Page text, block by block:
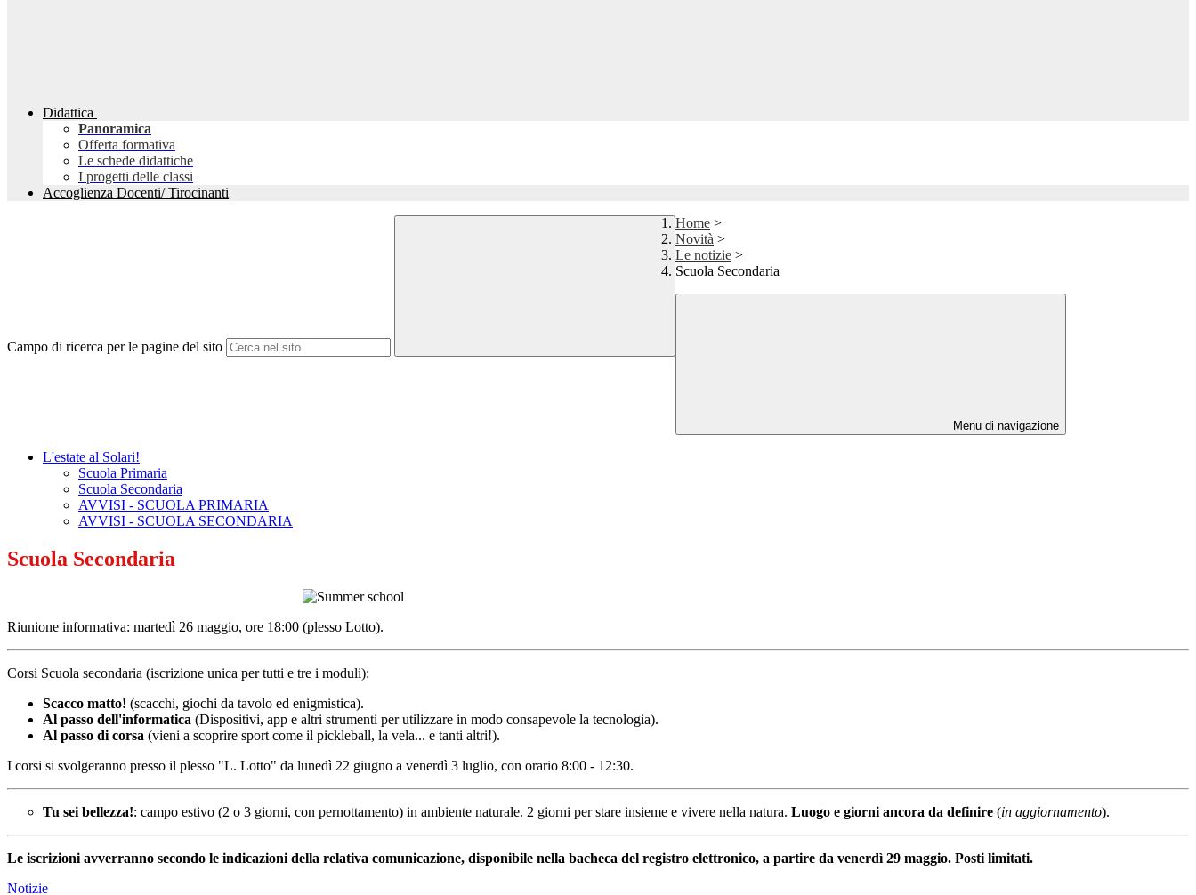
Didattica
Panoramica
Offerta formativa
Le schede didattiche
I progetti delle classi
Accoglienza Docenti/ Tirocinanti
Campo di ricerca per le pagine del sito
Home >
Novità >
Le notizie >
Scuola Secondaria
Menu di navigazione
L'estate al Solari!
Scuola Primaria
Scuola Secondaria
AVVISI - SCUOLA PRIMARIA
AVVISI - SCUOLA SECONDARIA
Scuola Secondaria
Riunione informativa: martedì 26 maggio, ore 18:00 (plesso Lotto).
Corsi Scuola secondaria (iscrizione unica per tutti e tre i moduli):
Scacco matto! (scacchi, giochi da tavolo ed enigmistica).
Al passo dell'informatica (Dispositivi, app e altri strumenti per utilizzare in modo consapevole la tecnologia).
Al passo di corsa (vieni a scoprire sport come il pickleball, la vela... e tanti altri!).
I corsi si svolgeranno presso il plesso "L. Lotto" da lunedì 22 giugno a venerdì 3 luglio, con orario 8:00 - 12:30.
Tu sei bellezza!: campo estivo (2 o 3 giorni, con pernottamento) in ambiente naturale. 2 giorni per stare insieme e vivere nella natura. Luogo e giorni ancora da definire (in aggiornamento).
Le iscrizioni avverranno secondo le indicazioni della relativa comunicazione, disponibile nella bacheca del registro elettronico, a partire da venerdì 29 maggio. Posti limitati.
Notizie